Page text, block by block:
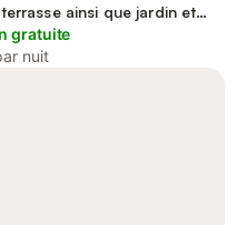
terrasse ainsi que jardin et
gratuite
nuit